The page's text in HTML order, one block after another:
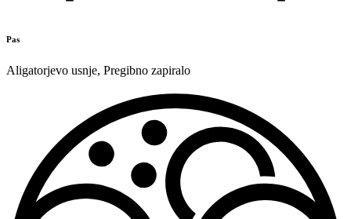
Pas
Aligatorjevo usnje, Pregibno zapiralo